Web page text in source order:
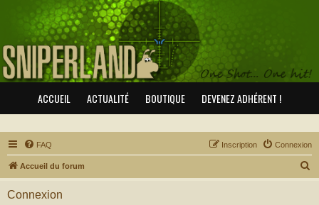
ACCUEIL ACTUALITÉ BOUTIQUE DEVENEZ ADHÉRENT !
FAQ Connexion
Inscription
Accueil du forum
Connexion